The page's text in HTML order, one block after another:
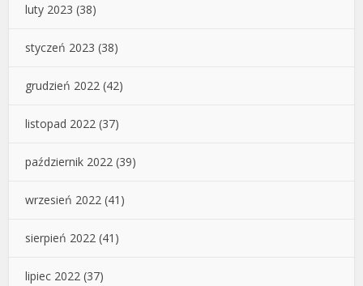
luty 2023 (38)
styczeń 2023 (38)
grudzień 2022 (42)
listopad 2022 (37)
październik 2022 (39)
wrzesień 2022 (41)
sierpień 2022 (41)
lipiec 2022 (37)